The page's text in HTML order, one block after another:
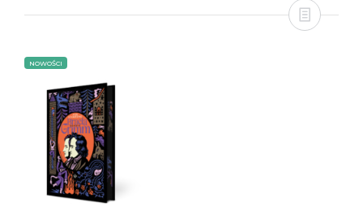
NOWOŚCI